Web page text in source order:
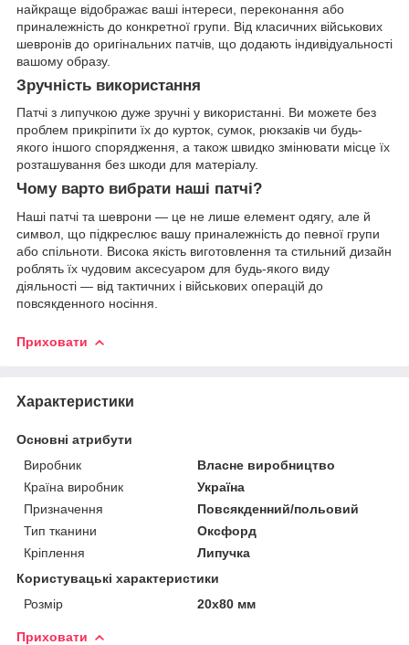
найкраще відображає ваші інтереси, переконання або
приналежність до конкретної групи. Від класичних військових
шевронів до оригінальних патчів, що додають індивідуальності
вашому образу.
Зручність використання
Патчі з липучкою дуже зручні у використанні. Ви можете без
проблем прикріпити їх до курток, сумок, рюкзаків чи будь-
якого іншого спорядження, а також швидко змінювати місце їх
розташування без шкоди для матеріалу.
Чому варто вибрати наші патчі?
Наші патчі та шеврони — це не лише елемент одягу, але й
символ, що підкреслює вашу приналежність до певної групи
або спільноти. Висока якість виготовлення та стильний дизайн
роблять їх чудовим аксесуаром для будь-якого виду
діяльності — від тактичних і військових операцій до
повсякденного носіння.
Приховати
Характеристики
Основні атрибути
Виробник
Власне виробництво
Країна виробник
Україна
Призначення
Повсякденний/польовий
Тип тканини
Оксфорд
Кріплення
Липучка
Користувацькі характеристики
Розмір
20х80 мм
Приховати